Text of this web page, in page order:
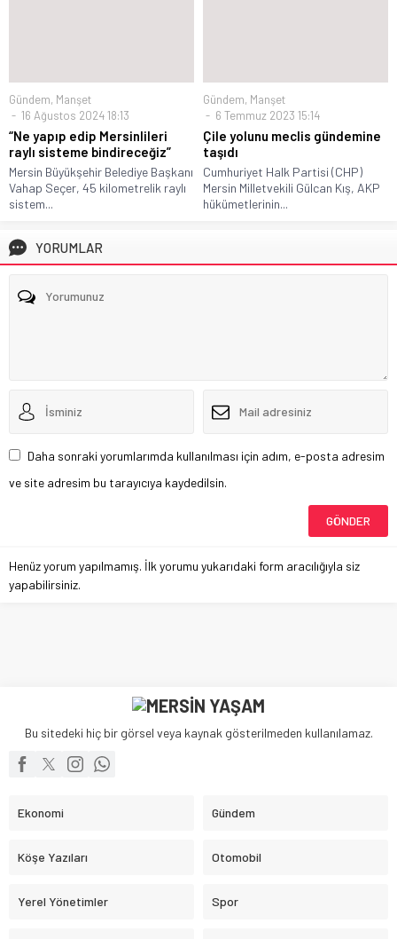
Gündem, Manşet
16 Ağustos 2024 18:13
“Ne yapıp edip Mersinlileri
raylı sisteme bindireceğiz”
Mersin Büyükşehir Belediye Başkanı
Vahap Seçer, 45 kilometrelik raylı
sistem...
Gündem, Manşet
6 Temmuz 2023 15:14
Çile yolunu meclis gündemine
taşıdı
Cumhuriyet Halk Partisi (CHP)
Mersin Milletvekili Gülcan Kış, AKP
hükümetlerinin...
YORUMLAR
Daha sonraki yorumlarımda kullanılması için adım, e-posta adresim
ve site adresim bu tarayıcıya kaydedilsin.
Henüz yorum yapılmamış. İlk yorumu yukarıdaki form aracılığıyla siz
yapabilirsiniz.
Bu sitedeki hiç bir görsel veya kaynak gösterilmeden kullanılamaz.
Ekonomi Gündem
Köşe Yazıları Otomobil
Yerel Yönetimler Spor